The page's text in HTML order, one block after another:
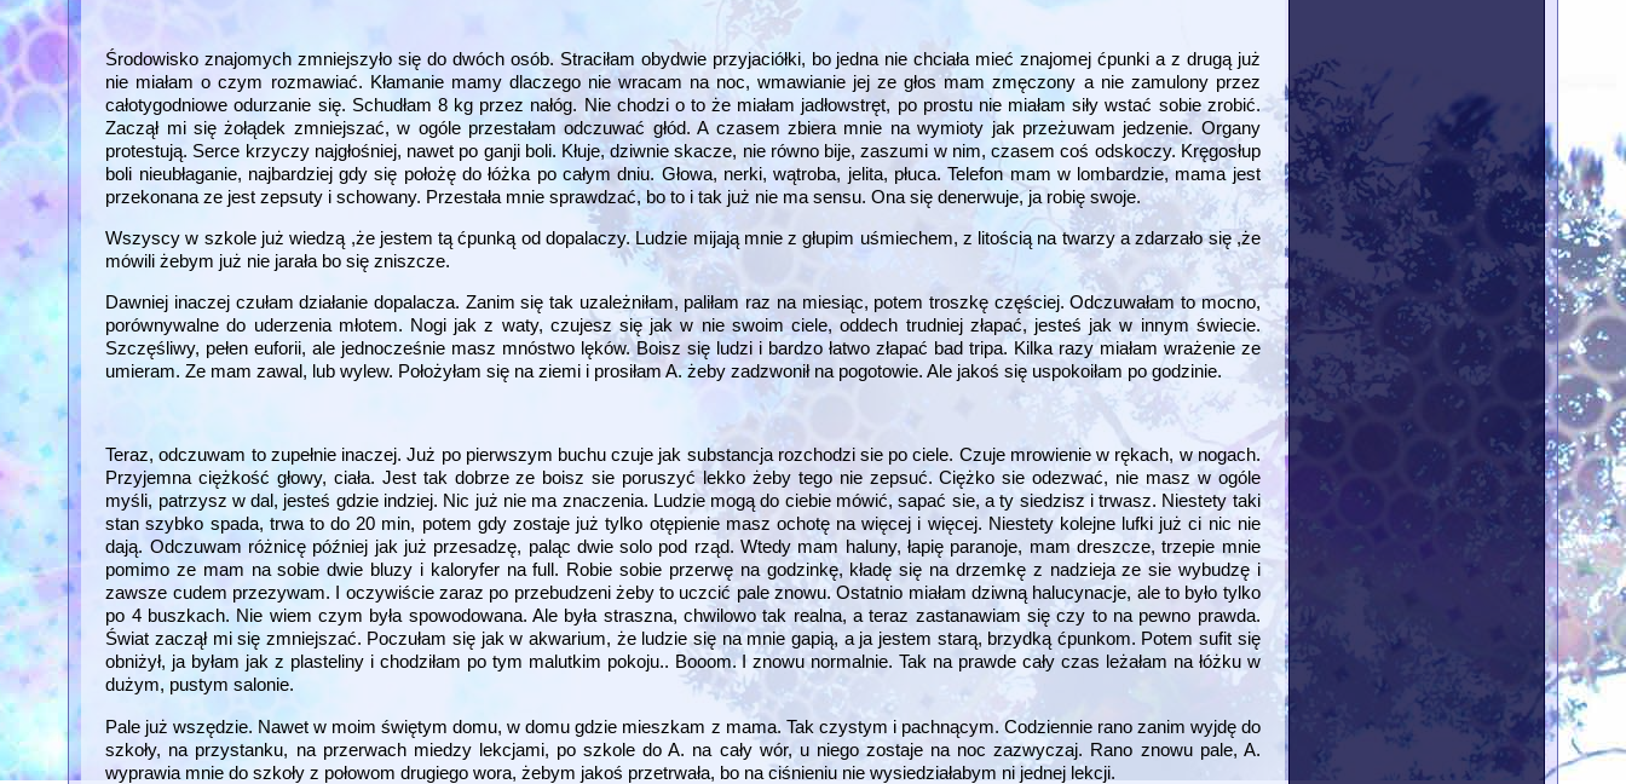
Środowisko znajomych zmniejszyło się do dwóch osób. Straciłam obydwie przyjaciółki, bo jedna nie chciała mieć znajomej ćpunki a z drugą już
nie miałam o czym rozmawiać. Kłamanie mamy dlaczego nie wracam na noc, wmawianie jej ze głos mam zmęczony a nie zamulony przez
całotygodniowe odurzanie się. Schudłam 8 kg przez nałóg. Nie chodzi o to że miałam jadłowstręt, po prostu nie miałam siły wstać sobie zrobić.
Zaczął mi się żołądek zmniejszać, w ogóle przestałam odczuwać głód. A czasem zbiera mnie na wymioty jak przeżuwam jedzenie. Organy
protestują. Serce krzyczy najgłośniej, nawet po ganji boli. Kłuje, dziwnie skacze, nie równo bije, zaszumi w nim, czasem coś odskoczy. Kręgosłup
boli nieubłaganie, najbardziej gdy się położę do łóżka po całym dniu. Głowa, nerki, wątroba, jelita, płuca. Telefon mam w lombardzie, mama jest
przekonana ze jest zepsuty i schowany. Przestała mnie sprawdzać, bo to i tak już nie ma sensu. Ona się denerwuje, ja robię swoje.
Wszyscy w szkole już wiedzą ,że jestem tą ćpunką od dopalaczy. Ludzie mijają mnie z głupim uśmiechem, z litością na twarzy a zdarzało się ,że
mówili żebym już nie jarała bo się zniszcze.
Dawniej inaczej czułam działanie dopalacza. Zanim się tak uzależniłam, paliłam raz na miesiąc, potem troszkę częściej. Odczuwałam to mocno,
porównywalne do uderzenia młotem. Nogi jak z waty, czujesz się jak w nie swoim ciele, oddech trudniej złapać, jesteś jak w innym świecie.
Szczęśliwy, pełen euforii, ale jednocześnie masz mnóstwo lęków. Boisz się ludzi i bardzo łatwo złapać bad tripa. Kilka razy miałam wrażenie ze
umieram. Ze mam zawal, lub wylew. Położyłam się na ziemi i prosiłam A. żeby zadzwonił na pogotowie. Ale jakoś się uspokoiłam po godzinie.
Teraz, odczuwam to zupełnie inaczej. Już po pierwszym buchu czuje jak substancja rozchodzi sie po ciele. Czuje mrowienie w rękach, w nogach.
Przyjemna ciężkość głowy, ciała. Jest tak dobrze ze boisz sie poruszyć lekko żeby tego nie zepsuć. Ciężko sie odezwać, nie masz w ogóle
myśli, patrzysz w dal, jesteś gdzie indziej. Nic już nie ma znaczenia. Ludzie mogą do ciebie mówić, sapać sie, a ty siedzisz i trwasz. Niestety taki
stan szybko spada, trwa to do 20 min, potem gdy zostaje już tylko otępienie masz ochotę na więcej i więcej. Niestety kolejne lufki już ci nic nie
dają. Odczuwam różnicę później jak już przesadzę, paląc dwie solo pod rząd. Wtedy mam haluny, łapię paranoje, mam dreszcze, trzepie mnie
pomimo ze mam na sobie dwie bluzy i kaloryfer na full. Robie sobie przerwę na godzinkę, kładę się na drzemkę z nadzieja ze sie wybudzę i
zawsze cudem przezywam. I oczywiście zaraz po przebudzeni żeby to uczcić pale znowu. Ostatnio miałam dziwną halucynacje, ale to było tylko
po 4 buszkach. Nie wiem czym była spowodowana. Ale była straszna, chwilowo tak realna, a teraz zastanawiam się czy to na pewno prawda.
Świat zaczął mi się zmniejszać. Poczułam się jak w akwarium, że ludzie się na mnie gapią, a ja jestem starą, brzydką ćpunkom. Potem sufit się
obniżył, ja byłam jak z plasteliny i chodziłam po tym malutkim pokoju.. Booom. I znowu normalnie. Tak na prawde cały czas leżałam na łóżku w
dużym, pustym salonie.
Pale już wszędzie. Nawet w moim świętym domu, w domu gdzie mieszkam z mama. Tak czystym i pachnącym. Codziennie rano zanim wyjdę do
szkoły, na przystanku, na przerwach miedzy lekcjami, po szkole do A. na cały wór, u niego zostaje na noc zazwyczaj. Rano znowu pale, A.
wyprawia mnie do szkoły z połowom drugiego wora, żebym jakoś przetrwała, bo na ciśnieniu nie wysiedziałabym ni jednej lekcji.